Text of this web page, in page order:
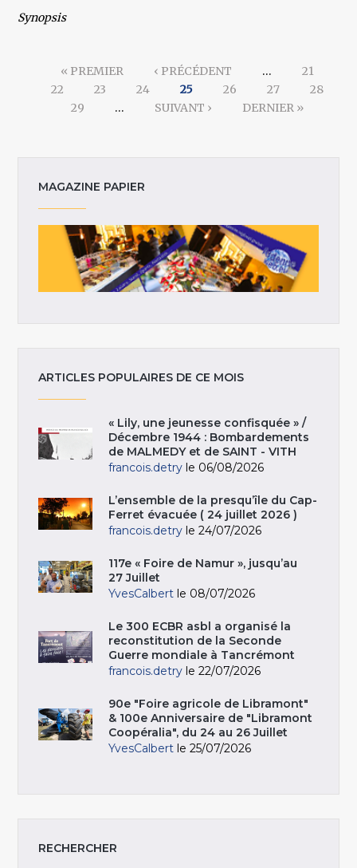
Synopsis
« PREMIER ‹ PRÉCÉDENT …
21
22
23 24 25 26 27
28
29
… SUIVANT › DERNIER »
MAGAZINE PAPIER
ARTICLES POPULAIRES DE CE MOIS
« Lily, une jeunesse confisquée » /
Décembre 1944 : Bombardements
de MALMEDY et de SAINT - VITH
francois.detry le 06/08/2026
L’ensemble de la presqu’île du Cap-
Ferret évacuée ( 24 juillet 2026 )
francois.detry le 24/07/2026
117e « Foire de Namur », jusqu’au
27 Juillet
YvesCalbert le 08/07/2026
Le 300 ECBR asbl a organisé la
reconstitution de la Seconde
Guerre mondiale à Tancrémont
francois.detry le 22/07/2026
90e "Foire agricole de Libramont"
& 100e Anniversaire de "Libramont
Coopéralia", du 24 au 26 Juillet
YvesCalbert le 25/07/2026
RECHERCHER